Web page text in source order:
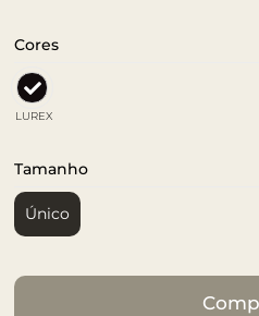
Cores
LUREX
Tamanho
Único